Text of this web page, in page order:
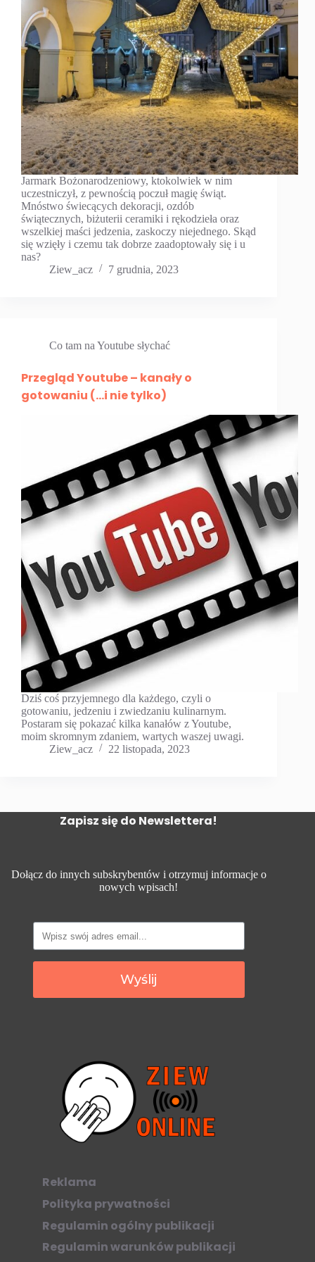
Jarmark Bożonarodzeniowy, ktokolwiek w nim
uczestniczył, z pewnością poczuł magię świąt.
Mnóstwo świecących dekoracji, ozdób
świątecznych, biżuterii ceramiki i rękodzieła oraz
wszelkiej maści jedzenia, zaskoczy niejednego. Skąd
się wzięły i czemu tak dobrze zaadoptowały się i u
nas?
Ziew_acz
7 grudnia, 2023
Co tam na Youtube słychać
Przegląd Youtube – kanały o
gotowaniu (…i nie tylko)
Dziś coś przyjemnego dla każdego, czyli o
gotowaniu, jedzeniu i zwiedzaniu kulinarnym.
Postaram się pokazać kilka kanałów z Youtube,
moim skromnym zdaniem, wartych waszej uwagi.
Ziew_acz
22 listopada, 2023
Zapisz się do Newslettera!
Dołącz do innych subskrybentów i otrzymuj informacje o
nowych wpisach!
Wyślij
Reklama
Polityka prywatności
Regulamin ogólny publikacji
Regulamin warunków publikacji